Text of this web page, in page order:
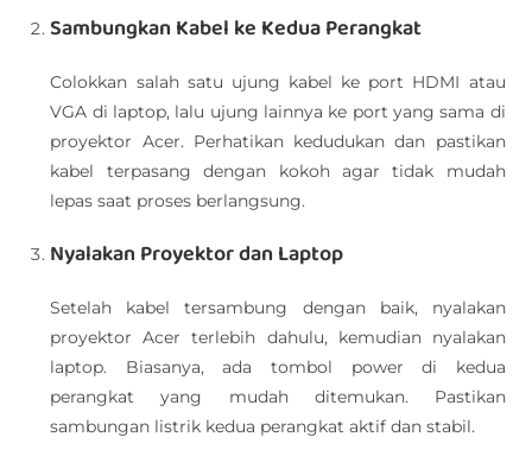
Sambungkan Kabel ke Kedua Perangkat
Colokkan salah satu ujung kabel ke port HDMI atau
VGA di laptop, lalu ujung lainnya ke port yang sama di
proyektor Acer. Perhatikan kedudukan dan pastikan
kabel terpasang dengan kokoh agar tidak mudah
lepas saat proses berlangsung.
Nyalakan Proyektor dan Laptop
Setelah kabel tersambung dengan baik, nyalakan
proyektor Acer terlebih dahulu, kemudian nyalakan
laptop. Biasanya, ada tombol power di kedua
perangkat yang mudah ditemukan. Pastikan
sambungan listrik kedua perangkat aktif dan stabil.